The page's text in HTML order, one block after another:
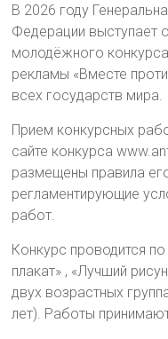
В 2026 году
Федерации выступает
молодёжного
рекламы «Вместе
всех государств мира.
Прием конкурсных
сайте конкурса
размещены правила
регламентирующие
работ.
Конкурс проводится
плакат» , «Лучший
двух возрастных
лет). Работы